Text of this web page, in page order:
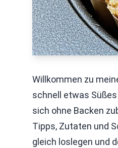
Willkommen zu
schnell etwas
sich ohne Backen
Tipps, Zutaten und
gleich loslegen und